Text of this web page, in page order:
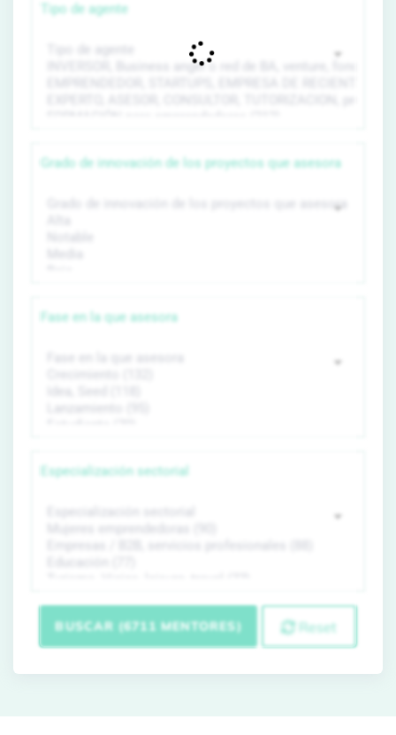
Tipo de agente
Grado de innovación de los proyectos que asesora
Fase en la que asesora
Especialización sectorial
BUSCAR (6711 MENTORES) Reset